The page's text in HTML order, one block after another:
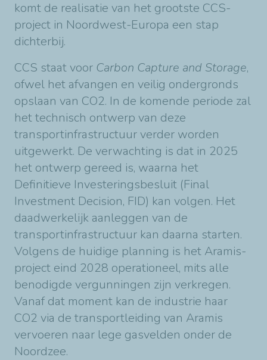
komt de realisatie van het grootste CCS-
project in Noordwest-Europa een stap
dichterbij.
CCS staat voor Carbon Capture and Storage,
ofwel het afvangen en veilig ondergronds
opslaan van CO2. In de komende periode zal
het technisch ontwerp van deze
transportinfrastructuur verder worden
uitgewerkt. De verwachting is dat in 2025
het ontwerp gereed is, waarna het
Definitieve Investeringsbesluit (Final
Investment Decision, FID) kan volgen. Het
daadwerkelijk aanleggen van de
transportinfrastructuur kan daarna starten.
Volgens de huidige planning is het Aramis-
project eind 2028 operationeel, mits alle
benodigde vergunningen zijn verkregen.
Vanaf dat moment kan de industrie haar
CO2 via de transportleiding van Aramis
vervoeren naar lege gasvelden onder de
Noordzee.